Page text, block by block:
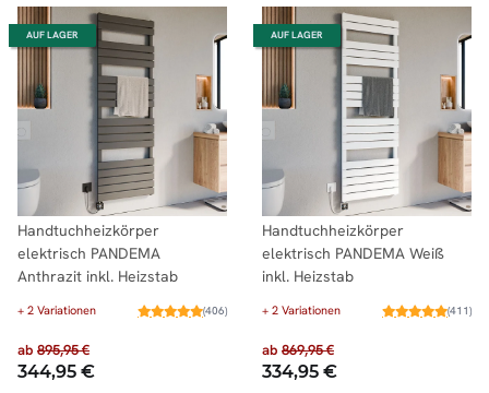
AUF LAGER
Handtuchheizkörper
elektrisch PANDEMA
Anthrazit inkl. Heizstab
+ 2 Variationen (406)
ab 895,95 €
344,95 €
AUF LAGER
Handtuchheizkörper
elektrisch PANDEMA Weiß
inkl. Heizstab
+ 2 Variationen (411)
ab 869,95 €
334,95 €